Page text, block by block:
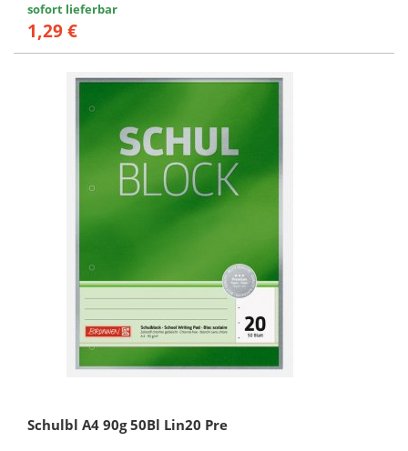
sofort lieferbar
1,29 €
Schulbl A4 90g 50Bl Lin20 Pre